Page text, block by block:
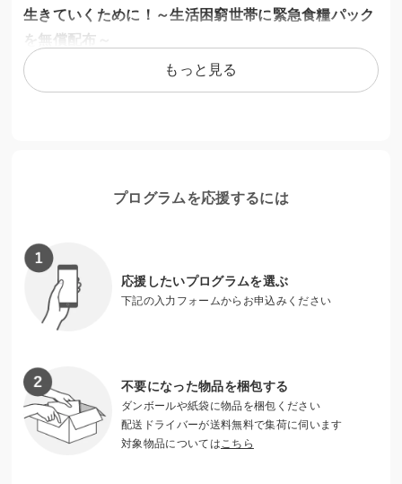
生きていくために！～生活困窮世帯に緊急食糧パック
を無償配布～
そこでJLMMでは、生活困窮世帯に向けた緊急支援として、2
を食べることで空腹を満たしている家庭も少なくありませ
ご支援ご協力をお願いします！
一般社団法人 JLMMhttps://jlmm.net/
もっと見る
プログラムを応援するには
応援したいプログラムを選ぶ
下記の入力フォームからお申込みください
不要になった物品を梱包する
ダンボールや紙袋に物品を梱包ください
配送ドライバーが送料無料で集荷に伺います
対象物品についてはこちら